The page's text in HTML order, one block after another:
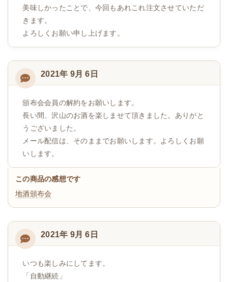
美味しかったことで、今回もあれこれ注文させていただ
きます。
よろしくお願い申し上げます。
2021年 9月 6日
頒布会会員の解約をお願いします。
長い間、沢山のお酒を楽しませて頂きました。ありがと
うございました。
メール配信は、そのままでお願いします。よろしくお願
いします。
この商品の感想です
地酒頒布会
2021年 9月 6日
いつも楽しみにしてます。
「自動継続」